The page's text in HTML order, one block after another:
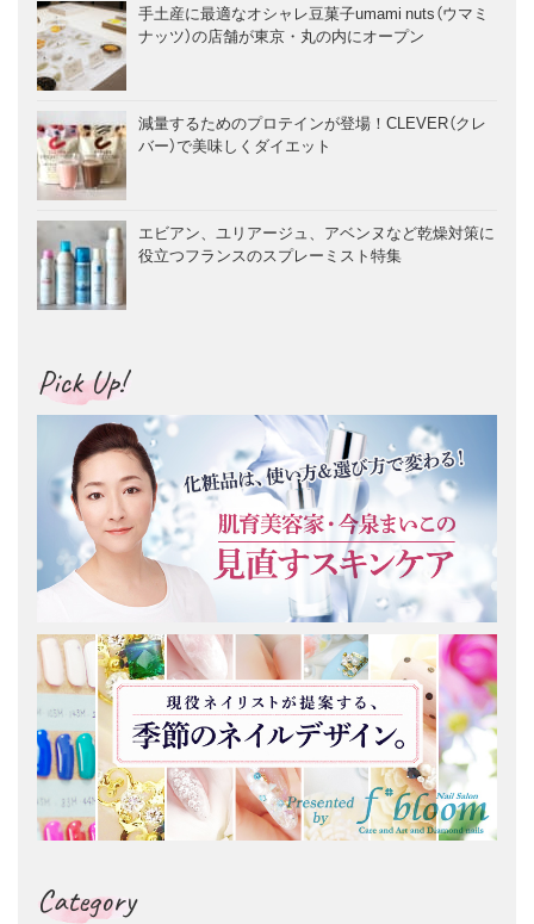
手土産に最適なオシャレ豆菓子umami nuts（ウマミ
ナッツ）の店舗が東京・丸の内にオープン
減量するためのプロテインが登場！CLEVER（クレ
バー）で美味しくダイエット
エビアン、ユリアージュ、アベンヌなど乾燥対策に
役立つフランスのスプレーミスト特集
Pick Up!
Category